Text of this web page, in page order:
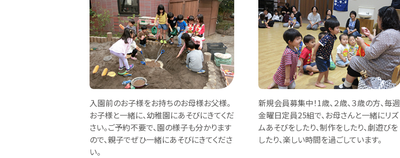
入園前のお子様をお持ちのお母様お父様。
お子様と一緒に、幼稚園にあそびにきてくだ
さい。ご予約不要で、園の様子も分かります
ので、親子でぜひ一緒にあそびにきてくださ
い。
新規会員募集中！1歳、２歳、３歳の方、毎週
金曜日定員25組で、お母さんと一緒にリズ
ムあそびをしたり、制作をしたり、劇遊びを
したり、楽しい時間を過ごしています。